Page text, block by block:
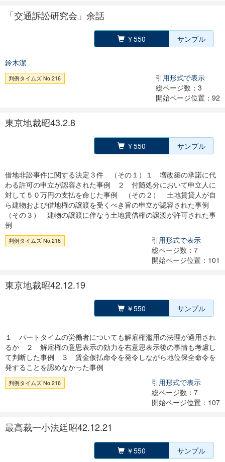
「交通訴訟研究会」余話
￥550 サンプル
鈴木潔
判例タイムズ No.216
引用形式で表示
総ページ数：3
開始ページ位置：92
東京地裁昭43.2.8
￥550 サンプル
借地非訟事件に関する決定３件 （その１）１ 増改築の承諾に代
わる許可の申立が認容された事例 ２ 付随処分において申立人に
対して５０万円の支払を命じた事例 （その２） 土地賃貸人が自
ら建物および借地権の譲渡を受くべき旨の申立が認容された事例
（その３） 建物の譲渡に伴なう土地賃借権の譲渡が許可された事
例
判例タイムズ No.216
引用形式で表示
総ページ数：7
開始ページ位置：101
東京地裁昭42.12.19
￥550 サンプル
１ パートタイムの労働者についても解雇権濫用の法理が適用され
るか ２ 解雇権の意思表示の効力を右意思表示後の事情も考慮し
て判断した事例 ３ 賃金仮払命令を発令しながら地位保全命令を
発することを認めなかった事例
判例タイムズ No.216
引用形式で表示
総ページ数：7
開始ページ位置：107
最高裁一小法廷昭42.12.21
￥550 サンプル